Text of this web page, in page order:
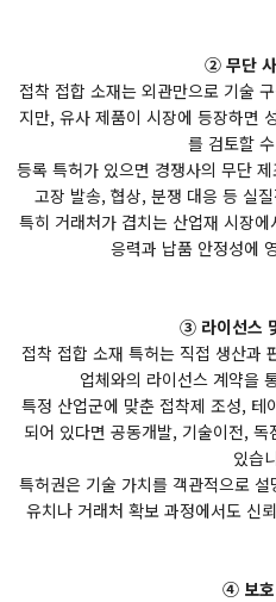
② 무단
접착 접합 소재는 외관만으로 기술
지만, 유사 제품이 시장에 등장하면
를 검토할
등록 특허가 있으면 경쟁사의 무단
고장 발송, 협상, 분쟁 대응 등 실
특히 거래처가 겹치는 산업재 시장
응력과 납품 안정성에
③ 라이선스
접착 접합 소재 특허는 직접 생산과
업체와의 라이선스 계약을
특정 산업군에 맞춘 접착제 조성,
되어 있다면 공동개발, 기술이전,
있습
특허권은 기술 가치를 객관적으로
유치나 거래처 확보 과정에서도 신
④ 보호